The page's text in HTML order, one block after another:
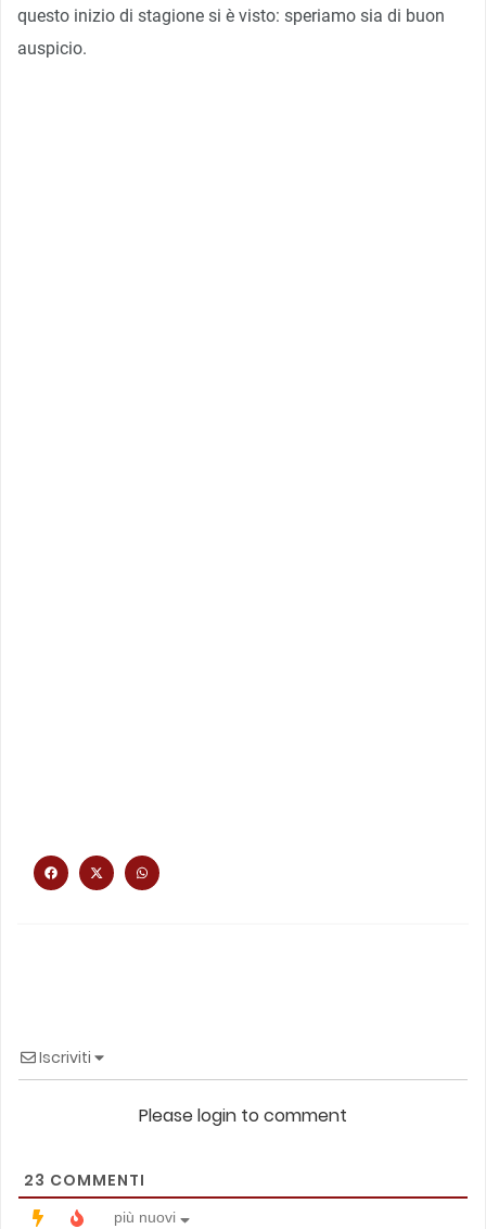
questo inizio di stagione si è visto: speriamo sia di buon
auspicio.
Iscriviti
Please login to comment
23 COMMENTI
più nuovi